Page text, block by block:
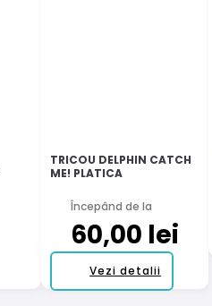
TRICOU DELPHIN CATCH
ME! PLATICA
Începând de la
60,00 lei
Vezi detalii
produs